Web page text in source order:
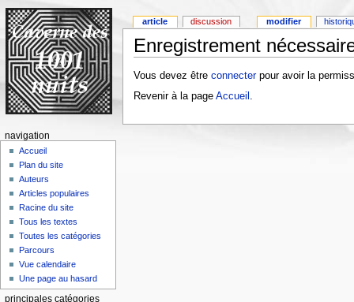
Enregistrement
Vous devez être connecterpour avoir la
Revenir à la page Accueil
article discussion modifier
navigation
Accueil
Plan du site
Auteurs
Articles populaires
Racine du site
Tous les textes
Toutes les catégories
Parcours
Vue calendaire
Une page au hasard
principales catégories